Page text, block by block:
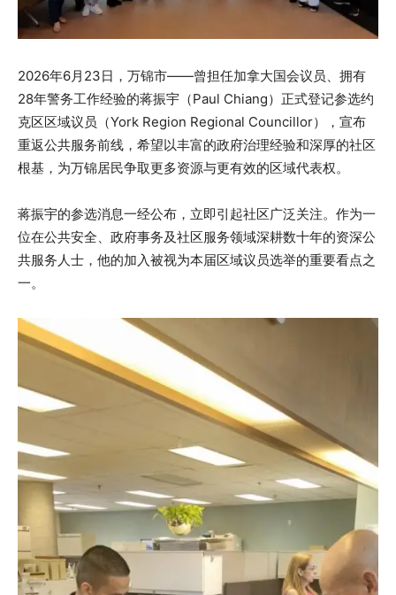
2026年6月23日，万锦市——曾担任加拿大国会议员、拥有
28年警务工作经验的蒋振宇（Paul Chiang）正式登记参选约
克区区域议员（York Region Regional Councillor），宣布
重返公共服务前线，希望以丰富的政府治理经验和深厚的社区
根基，为万锦居民争取更多资源与更有效的区域代表权。
蒋振宇的参选消息一经公布，立即引起社区广泛关注。作为一
位在公共安全、政府事务及社区服务领域深耕数十年的资深公
共服务人士，他的加入被视为本届区域议员选举的重要看点之
一。